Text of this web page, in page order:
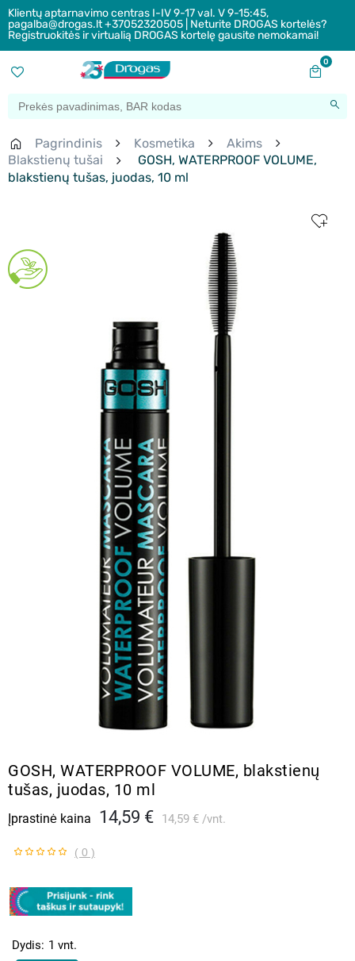
Klientų aptarnavimo centras I-IV 9-17 val. V 9-15:45,
pagalba@drogas.lt +37052320505 | Neturite DROGAS kortelės?
Registruokitės ir virtualią DROGAS kortelę gausite nemokamai!
0
Pagrindinis Kosmetika
Akims
Blakstienų tušai
GOSH, WATERPROOF VOLUME,
blakstienų tušas, juodas, 10 ml
GOSH, WATERPROOF VOLUME, blakstienų
tušas, juodas, 10 ml
Įprastinė kaina 14,59 € 14,59 € vnt.
( 0 )
Dydis 1 vnt.